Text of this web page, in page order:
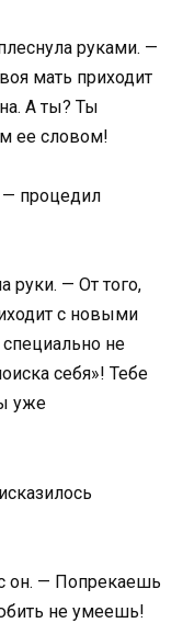
руками. —
мать приходит
А ты? Ты
ее словом!
— процедил
руки. — От того,
с новыми
специально не
себя»! Тебе
уже
он. — Попрекаешь
не умеешь!